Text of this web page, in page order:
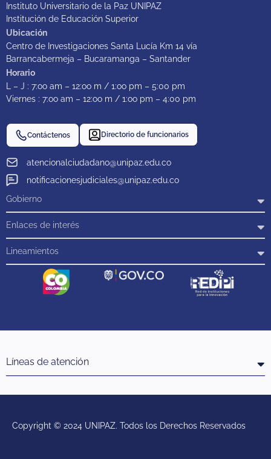
Instituto Universitario de la Paz UNIPAZ
Institución de Educación Superior
Ubicación
Centro de Investigaciones Santa Lucía Km 14 vía
Barrancabermeja – Bucaramanga – Santander
Horario
L – J : 7:oo am – 12:oo m / 1:oo pm – 5:00 pm
Viernes : 7:oo am – 12:oo m / 1:oo pm – 4:00 pm
atencionalciudadano@unipaz.edu.co
notificacionesjudiciales@unipaz.edu.co
Contáctenos Directorio de funcionarios
Gobierno
Enlaces de interés
Lineamientos
Líneas de atención
Copyright © 2024 UNIPAZ. Todos los Derechos Reservados